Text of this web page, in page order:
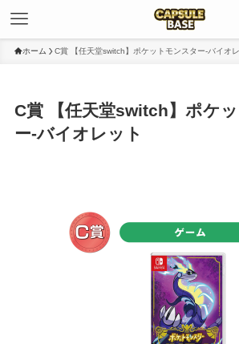
ホーム C賞 【任天堂switch】ポケットモンスター-バイオ
C賞 【任天堂switch】ポケ
ー-バイオレット